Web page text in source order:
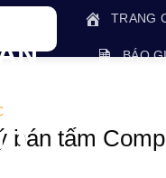
TRANG
BÁO
bán tấm